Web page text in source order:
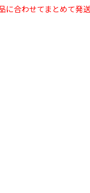
合わせてまとめて発送